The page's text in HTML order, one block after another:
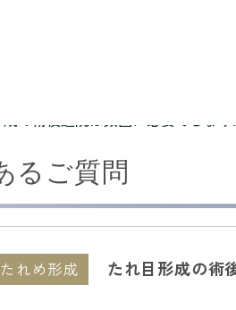
の術後通院は頻回に必要でしょう
るご質問
たれめ形成 たれ目形成の術